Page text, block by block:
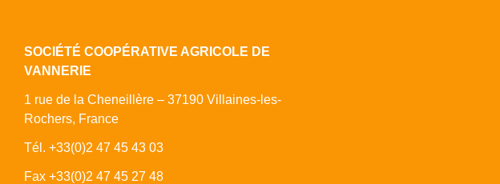
SOCIÉTÉ COOPÉRATIVE AGRICOLE DE
VANNERIE
1 rue de la Cheneillère – 37190 Villaines-les-
Rochers, France
Tél. +33(0)2 47 45 43 03
Fax +33(0)2 47 45 27 48